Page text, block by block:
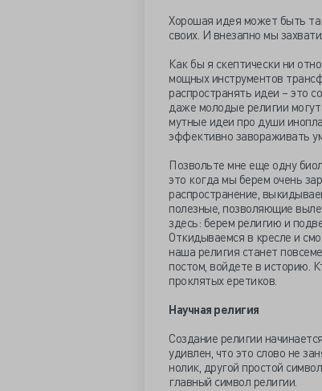
Хорошая идея может быть
своих. И внезапно мы
Как бы я скептически ни
мощных инструментов
распространять идеи – это
даже молодые религии
мутные идеи про души
эффективно завораживать
Позвольте мне еще одну
это когда мы берем очень
распространение,
полезные, позволяющие
здесь: берем религию и
Откидываемся в кресле и
наша религия станет
постом, войдете в историю.
проклятых еретиков.
Научная религия
Создание религии
удивлен, что это слово не
нолик, другой простой
главный символ религии.